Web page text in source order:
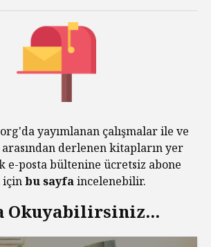
yayımlanan çalışmalar ile ve
derlenen kitapların yer
e-posta bültenine ücretsiz abone
içinbu sayfaincelenebilir.
Okuyabilirsiniz...